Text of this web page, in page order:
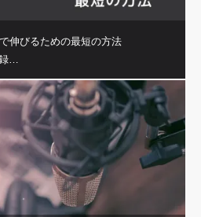
伸びるための最短の方法
録…